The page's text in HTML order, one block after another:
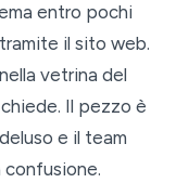
entro pochi
il sito web.
vetrina del
Il pezzo è
e il team